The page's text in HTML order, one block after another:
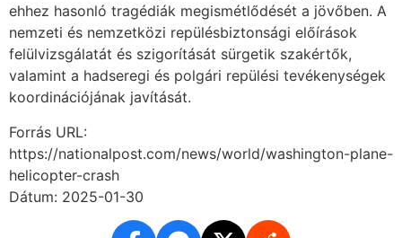
ehhez hasonló tragédiák megismétlődését a jövőben. A
nemzeti és nemzetközi repülésbiztonsági előírások
felülvizsgálatát és szigorítását sürgetik szakértők,
valamint a hadseregi és polgári repülési tevékenységek
koordinációjának javítását.
Forrás URL:
https://nationalpost.com/news/world/washington-plane-
helicopter-crash
Dátum: 2025-01-30